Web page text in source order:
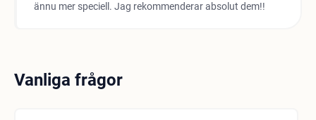
ännu mer speciell. Jag rekommenderar absolut dem!!
Vanliga frågor